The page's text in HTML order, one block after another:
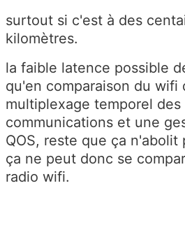
surtout si c'est à des
kilomètres.
la faible latence possible
qu'en comparaison du wifi
multiplexage temporel
communications et une
QOS, reste que ça n'abolit
ça ne peut donc se
radio wifi.